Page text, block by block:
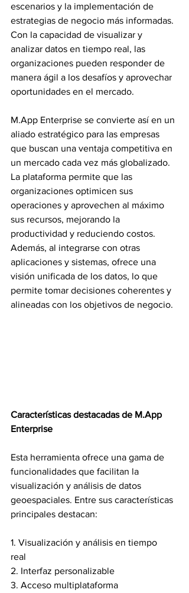
escenarios y la implementación de
estrategias de negocio más informadas.
Con la capacidad de visualizar y
analizar datos en tiempo real, las
organizaciones pueden responder de
manera ágil a los desafíos y aprovechar
oportunidades en el mercado.
M.App Enterprise se convierte así en un
aliado estratégico para las empresas
que buscan una ventaja competitiva en
un mercado cada vez más globalizado.
La plataforma permite que las
organizaciones optimicen sus
operaciones y aprovechen al máximo
sus recursos, mejorando la
productividad y reduciendo costos.
Además, al integrarse con otras
aplicaciones y sistemas, ofrece una
visión unificada de los datos, lo que
permite tomar decisiones coherentes y
alineadas con los objetivos de negocio.
Características destacadas de M.App
Enterprise
Esta herramienta ofrece una gama de
funcionalidades que facilitan la
visualización y análisis de datos
geoespaciales. Entre sus características
principales destacan:
1. Visualización y análisis en tiempo
real
2. Interfaz personalizable
3. Acceso multiplataforma